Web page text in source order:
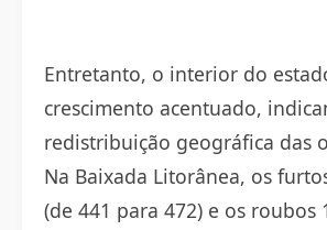
Entretanto, o interior do
crescimento acentuado,
redistribuição geográfica das
Na Baixada Litorânea, os
(de 441 para 472) e os roubos